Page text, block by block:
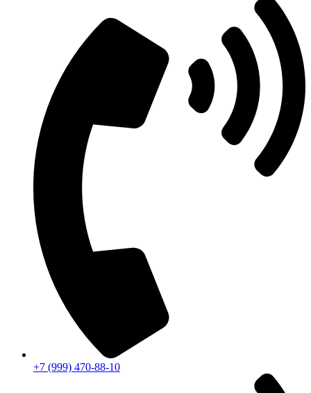
+7 (999) 470-88-10